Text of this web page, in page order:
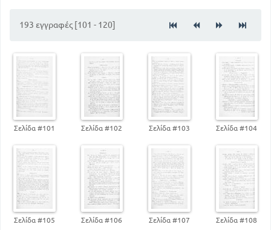
BOUFLER
70
CHASSER
102
CLOOHER
119
CONTER
134
COUVERTURE
150
DONNER
169
ENTIER
184
193 εγγραφές [101 - 120]
Σελίδα #101 Σελίδα #102 Σελίδα #103 Σελίδα #104
Σελίδα #105 Σελίδα #106 Σελίδα #107 Σελίδα #108